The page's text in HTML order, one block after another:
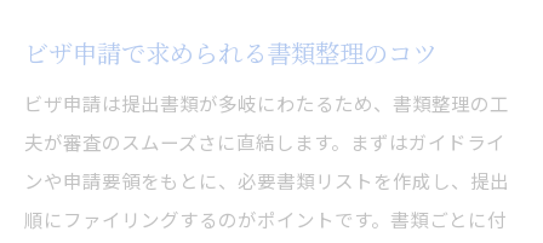
ビザ申請で求められる書類整理のコツ
ビザ申請は提出書類が多岐にわたるため、書類整理の工
夫が審査のスムーズさに直結します。まずはガイドライ
ンや申請要領をもとに、必要書類リストを作成し、提出
順にファイリングするのがポイントです。書類ごとに付